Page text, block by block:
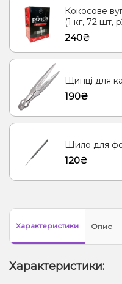
Карамель, Мультифрукт,
Лідяники, Ягоди Кавун,
Апельсин, Вишня/
Кокосове
(1 кг, 72 шт,
240₴
Щипці для
190₴
Шило для
120₴
Характеристики Опис
Характеристики: